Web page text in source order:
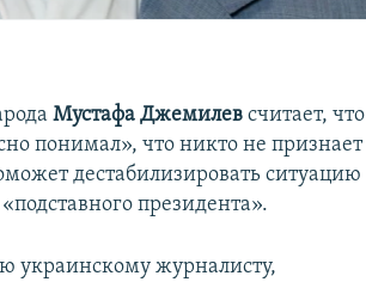
Мустафа Джемилев считает, что
понимал», что никто не признает
дестабилизировать ситуацию
президента».
украинскому журналисту,